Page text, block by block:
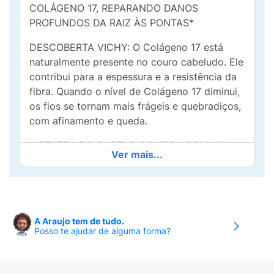
COLÁGENO 17, REPARANDO DANOS
PROFUNDOS DA RAIZ ÀS PONTAS*
DESCOBERTA VICHY: O Colágeno 17 está
naturalmente presente no couro cabeludo. Ele
contribui para a espessura e a resistência da
fibra. Quando o nível de Colágeno 17 diminui,
os fios se tornam mais frágeis e quebradiços,
com afinamento e queda.
A BELEZA DO CABELO COMEÇA COM UM
COURO CABELUDO SAUDÁVEL
cabelo saudável é mais do que fios bonitos: é
um reflexo da saúde do couro cabeludo. O
Ver mais...
A Araujo tem de tudo.
Posso te ajudar de alguma forma?